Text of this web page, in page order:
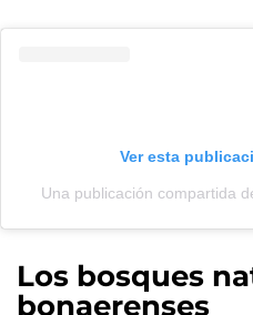
Ver esta
Una publicación compartida
Los bosques
bonaerenses